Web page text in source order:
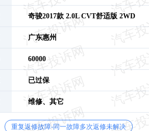
奇骏2017款 2.0L CVT舒适版 2WD
广东惠州
60000
已过保
维修、 其它
重复返修故障-同一故障多次返修未解决